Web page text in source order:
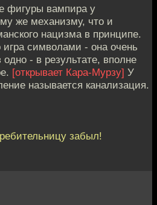
фигуры вампира у
же механизму, что и
нацизма в принципе.
символами - она очень
- в результате, вполне
[открывает Кара-Мурзу] У
называется канализация.
забыл!